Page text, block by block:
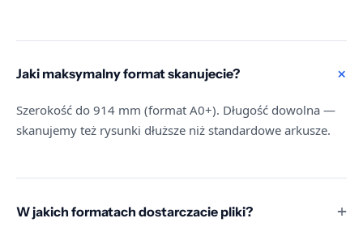
Jaki maksymalny format skanujecie?
Szerokość do 914 mm (format A0+). Długość dowolna —
skanujemy też rysunki dłuższe niż standardowe arkusze.
W jakich formatach dostarczacie pliki?